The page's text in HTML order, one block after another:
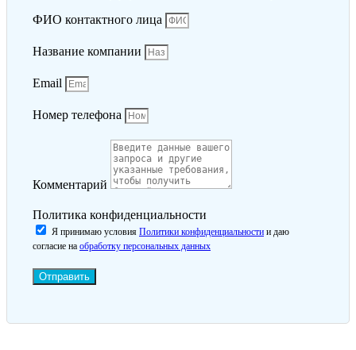
ФИО контактного лица
Название компании
Email
Номер телефона
Комментарий
Политика конфиденциальности
Я принимаю условия Политики конфиденциальности и даю
согласие на обработку персональных данных
Отправить